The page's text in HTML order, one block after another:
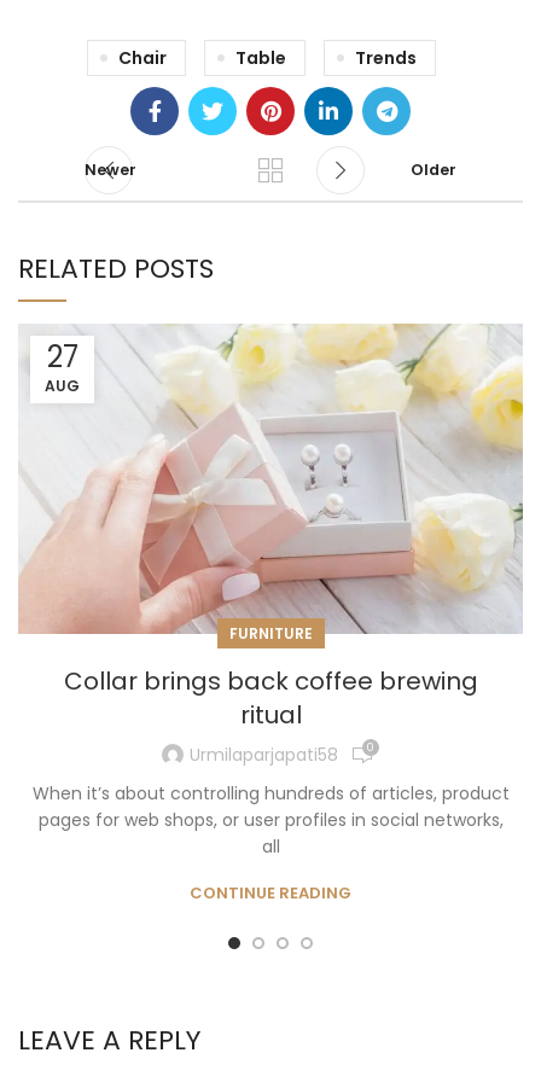
Chair Table Trends
Newer Older
RELATED POSTS
27
AUG
FURNITURE
Collar brings back coffee brewing
ritual
Urmilaparjapati58 0
When it’s about controlling hundreds of articles, product
pages for web shops, or user profiles in social networks,
all
CONTINUE READING
LEAVE A REPLY